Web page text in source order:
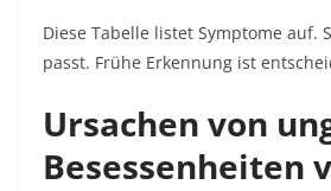
Diese Tabelle listet Symptome auf.
passt. Frühe Erkennung ist
Ursachen von
Besessenheiten